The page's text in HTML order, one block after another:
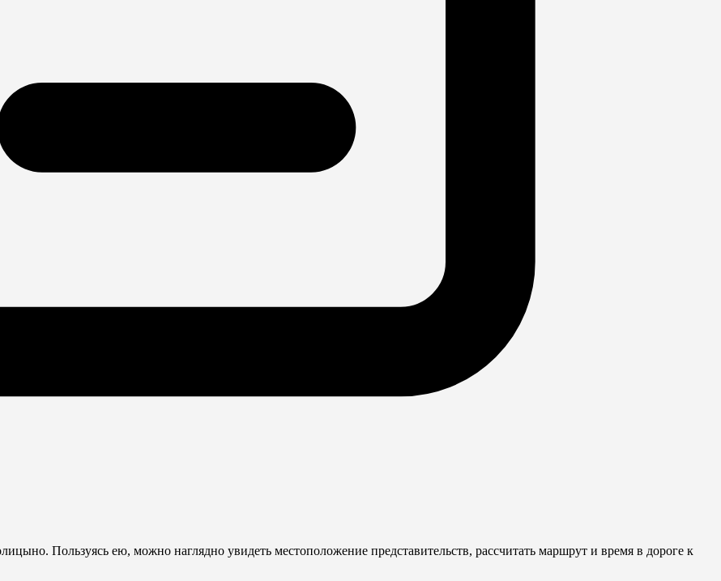
Пользуясь ею, можно наглядно увидеть местоположение представительств, рассчитать маршрут и время в дороге к